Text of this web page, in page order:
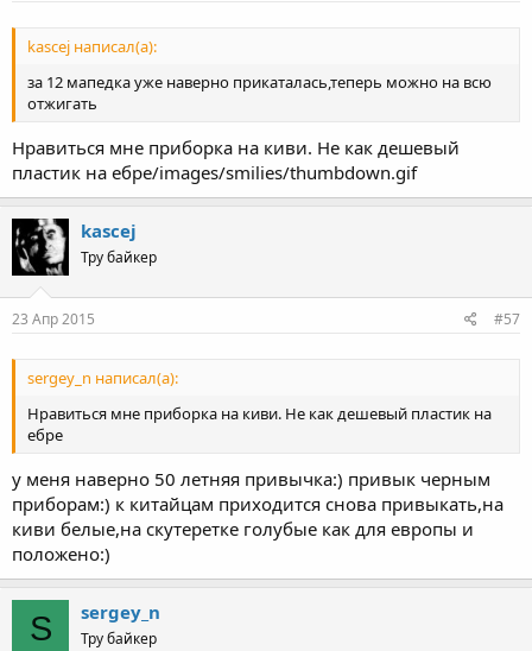
kascej написал(а):
за 12 мапедка уже наверно прикаталась,теперь можно на всю
отжигать
Нравиться мне приборка на киви. Не как дешевый
пластик на ебре/images/smilies/thumbdown.gif
kascej
Тру байкер
23 Апр 2015 #57
sergey_n написал(а):
Нравиться мне приборка на киви. Не как дешевый пластик на
ебре
у меня наверно 50 летняя привычка:) привык черным
приборам:) к китайцам приходится снова привыкать,на
киви белые,на скутеретке голубые как для европы и
положено:)
S sergey_n
Тру байкер